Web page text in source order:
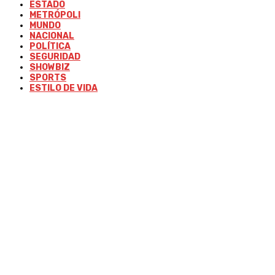
ESTADO
METRÓPOLI
MUNDO
NACIONAL
POLÍTICA
SEGURIDAD
SHOWBIZ
SPORTS
ESTILO DE VIDA